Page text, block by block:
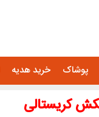
پوشاک خرید هدیه
کریستالی